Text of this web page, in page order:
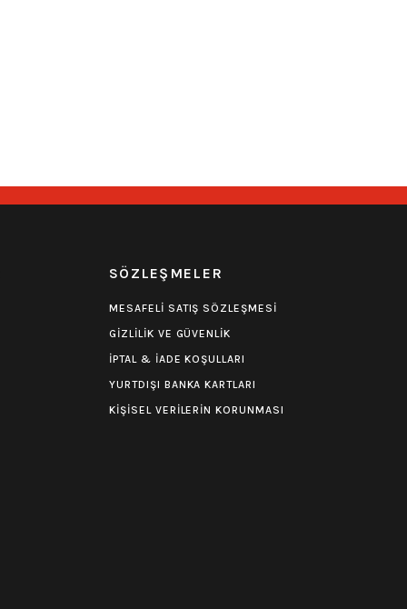
SÖZLEŞMELER
MESAFELİ SATIŞ SÖZLEŞMESİ
GİZLİLİK VE GÜVENLİK
İPTAL & İADE KOŞULLARI
YURTDIŞI BANKA KARTLARI
KİŞİSEL VERİLERİN KORUNMASI